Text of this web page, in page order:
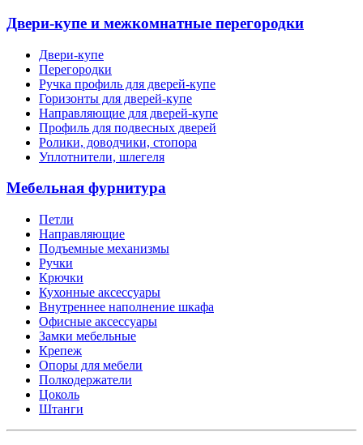
Двери-купе и межкомнатные перегородки
Двери-купе
Перегородки
Ручка профиль для дверей-купе
Горизонты для дверей-купе
Направляющие для дверей-купе
Профиль для подвесных дверей
Ролики, доводчики, стопора
Уплотнители, шлегеля
Мебельная фурнитура
Петли
Направляющие
Подъемные механизмы
Ручки
Крючки
Кухонные аксессуары
Внутреннее наполнение шкафа
Офисные аксессуары
Замки мебельные
Крепеж
Опоры для мебели
Полкодержатели
Цоколь
Штанги